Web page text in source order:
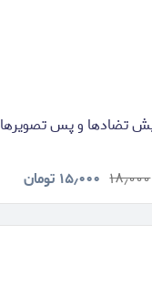
تضادها و پس تصویرها
۱۸٫۰۰۰ ۱۵٫۰۰۰ تومان